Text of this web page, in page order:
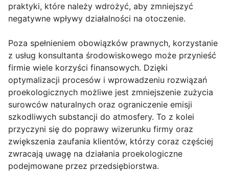
praktyki, które należy wdrożyć, aby zmniejszyć
negatywne wpływy działalności na otoczenie.
Poza spełnieniem obowiązków prawnych, korzystanie
z usług konsultanta środowiskowego może przynieść
firmie wiele korzyści finansowych. Dzięki
optymalizacji procesów i wprowadzeniu rozwiązań
proekologicznych możliwe jest zmniejszenie zużycia
surowców naturalnych oraz ograniczenie emisji
szkodliwych substancji do atmosfery. To z kolei
przyczyni się do poprawy wizerunku firmy oraz
zwiększenia zaufania klientów, którzy coraz częściej
zwracają uwagę na działania proekologiczne
podejmowane przez przedsiębiorstwa.